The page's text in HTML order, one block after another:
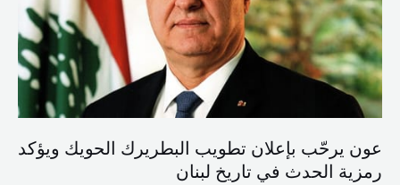
عون يرحّب بإعلان تطويب البطريرك الحويك ويؤكد
رمزية الحدث في تاريخ لبنان
البطريرك
الحويك
ويؤكد
رمزية
الحدث
في
تاريخ
لبنان